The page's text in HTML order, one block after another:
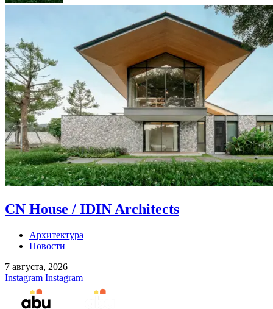
CN House / IDIN Architects
Архитектура
Новости
7 августа, 2026
Instagram Instagram